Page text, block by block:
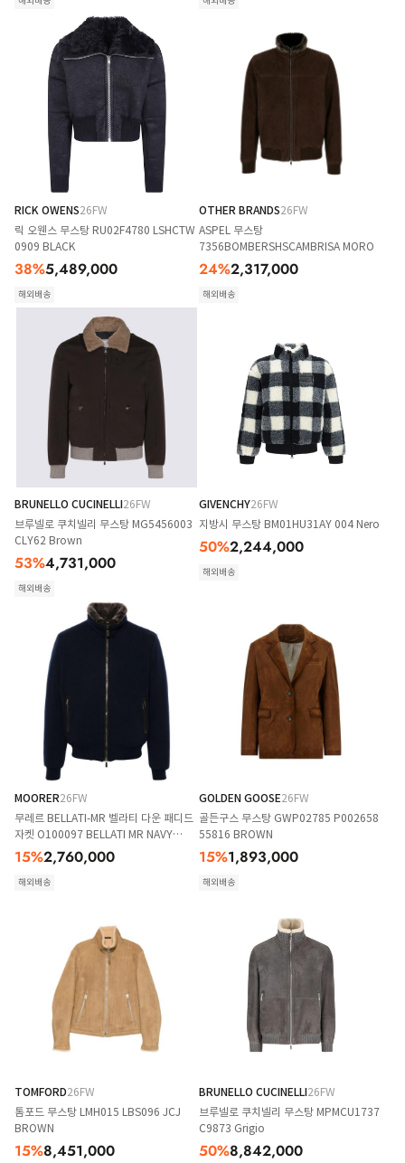
RICK OWENS26FW
릭 오웬스 무스탕 RU02F4780 LSHCTW
0909 BLACK
38%5,489,000
해외배송
OTHER BRANDS26FW
ASPEL 무스탕
7356BOMBERSHSCAMBRISA MORO
24%2,317,000
해외배송
BRUNELLO CUCINELLI26FW
브루넬로 쿠치넬리 무스탕 MG5456003
CLY62 Brown
53%4,731,000
해외배송
GIVENCHY26FW
지방시 무스탕 BM01HU31AY 004 Nero
50%2,244,000
해외배송
MOORER26FW
무레르 BELLATI-MR 벨라티 다운 패디드
자켓 O100097 BELLATI MR NAVY
BLUE
15%2,760,000
해외배송
GOLDEN GOOSE26FW
골든구스 무스탕 GWP02785 P002658
55816 BROWN
15%1,893,000
해외배송
TOMFORD26FW
톰포드 무스탕 LMH015 LBS096 JCJ
BROWN
15%8,451,000
BRUNELLO CUCINELLI26FW
브루넬로 쿠치넬리 무스탕 MPMCU1737
C9873 Grigio
50%8,842,000